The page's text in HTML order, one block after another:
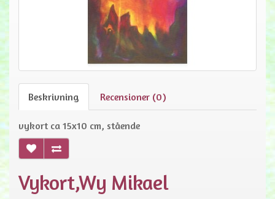
Beskrivning Recensioner (0)
vykort ca 15x10 cm, stående
Vykort,Wy Mikael